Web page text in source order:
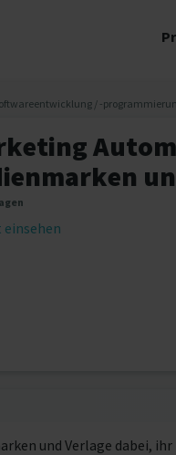
/ -
und Verlage dabei,